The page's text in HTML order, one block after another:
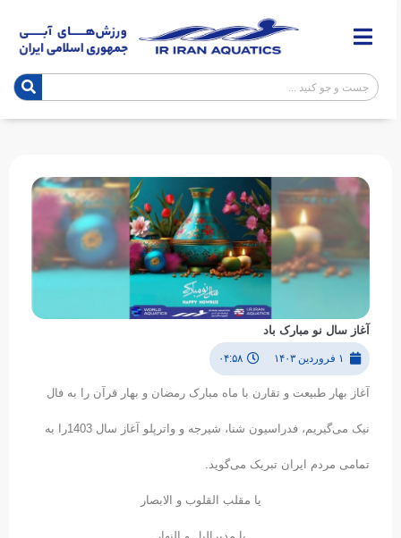
آغاز سال نو مبارک باد
۰۴:۵۸
آغاز بهار طبیعت و تقارن با ماه مبارک رمضان و بهار قرآن را به فال
نیک می‌گیریم، فدراسیون شنا، شیرجه و واترپلو آغاز سال 1403را به
تمامی مردم ایران تبریک می‌گوید.
یا مقلب القلوب و الابصار